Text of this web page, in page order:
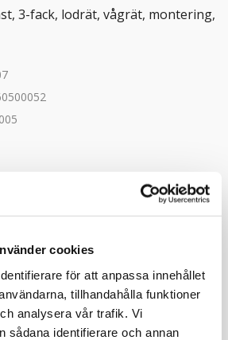
cookies
för att anpassa innehållet
tillhandahålla funktioner
analysera vår trafik. Vi
sådana identifierare och annan
3-fack, lodrät, vågrät, montering,